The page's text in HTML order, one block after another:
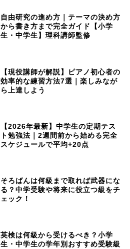
自由研究の進め方｜テーマの決め方
から書き方まで完全ガイド【小学
生・中学生】理科講師監修
【現役講師が解説】ピアノ初心者の
効率的な練習方法7選｜楽しみなが
ら上達しよう
【2026年最新】中学生の定期テス
ト勉強法｜2週間前から始める完全
スケジュールで平均+20点
そろばんは何級まで取れば武器にな
る？中学受験や将来に役立つ級をチ
ェック！
英検は何級から受けるべき？小学
生・中学生の学年別おすすめ受験級